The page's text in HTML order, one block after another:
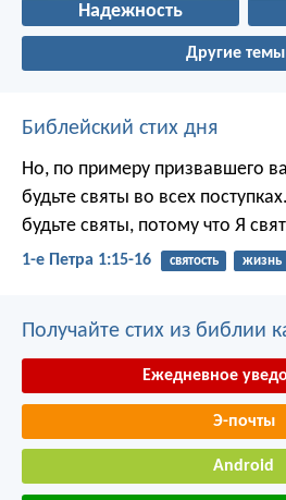
Надежность
Другие
Библейский стих дня
Но, по примеру призвавшего
будьте святы во всех
будьте святы, потому что Я
1-е Петра 1:15-16 святость жизнь
Получайте стих из библии
Ежедневное
Э-почты
Android